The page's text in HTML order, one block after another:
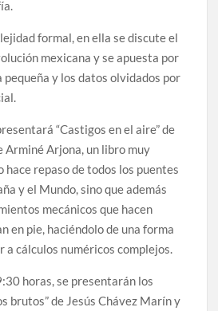
formal, en ella se discute el
mexicana y se apuesta por
y los datos olvidados por
“Castigos en el aire” de
Arminé Arjona, un libro muy
hace repaso de todos los puentes
y el Mundo, sino que además
mecánicos que hacen
en pie, haciéndolo de una forma
a cálculos numéricos complejos.
horas, se presentarán los
brutos” de Jesús Chávez Marín y